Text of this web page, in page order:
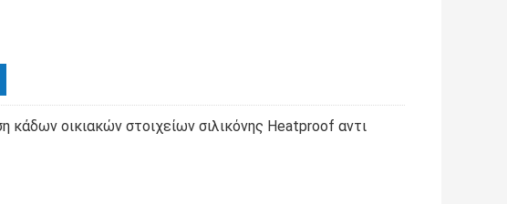
κάδων οικιακών στοιχείων σιλικόνης Heatproof αντι